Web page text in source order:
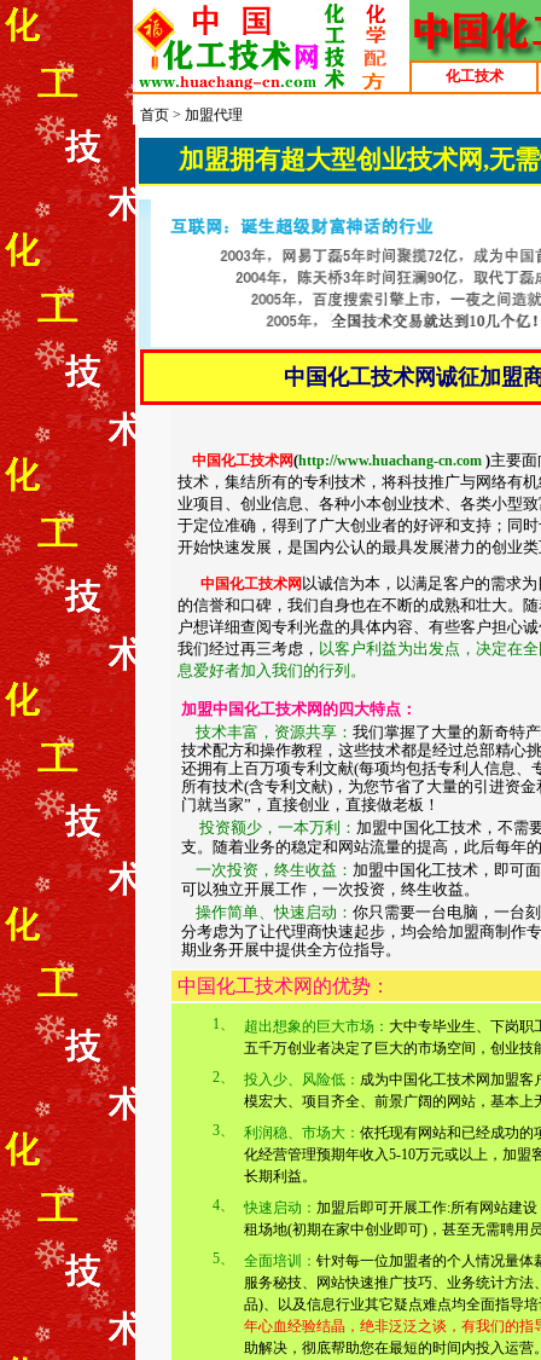
化工技术
首页 > 加盟代理
加盟拥有超大型创业技术网,无
中国化工技术网诚征加盟
中国化工技术网(http://www.huachang-cn.com )主要
技术，集结所有的专利技术，将科技推广与网络有
业项目、创业信息、各种小本创业技术、各类小型
于定位准确，得到了广大创业者的好评和支持；同
开始快速发展，是国内公认的最具发展潜力的创业
中国化工技术网 以诚信为本，以满足客户的需求
的信誉和口碑，我们自身也在不断的成熟和壮大。
户想详细查阅专利光盘的具体内容、有些客户担心
我们经过再三考虑， 以客户利益为出发点，决定在
息爱好者加入我们的行列。
加盟中国化工技术网的四大特点：
技术丰富，资源共享： 我们掌握了大量的新奇特
技术配方和操作教程，这些技术都是经过总部精心
还拥有上百万项专利文献(每项均包括专利人信息
所有技术(含专利文献)，为您节省了大量的引进资
门就当家”，直接创业，直接做老板！
投资额少，一本万利： 加盟中国化工技术，不需
支。随着业务的稳定和网站流量的提高，此后每年
一次投资，终生收益： 加盟中国化工技术，即可
可以独立开展工作，一次投资，终生收益。
操作简单、快速启动： 你只需要一台电脑，一台
分考虑为了让代理商快速起步，均会给加盟商制作
期业务开展中提供全方位指导。
中国化工技术网的优势：
1、 超出想象的巨大市场： 大中专毕业生、下岗职
五千万创业者决定了巨大的市场空间，创业
2、
投入少、风险低： 成为中国化工技术网加盟
模宏大、项目齐全、前景广阔的网站，基本上
3、
利润稳、市场大： 依托现有网站和已经成功的
化经营管理预期年收入5-10万元或以上，加
长期利益。
4、
快速启动： 加盟后即可开展工作:所有网站建
租场地(初期在家中创业即可)，甚至无需聘用
5、
全面培训： 针对每一位加盟者的个人情况量
服务秘技、网站快速推广技巧、业务统计方
品)、以及信息行业其它疑点难点均全面指导
年心血经验结晶，绝非泛泛之谈，有我们的
助解决，彻底帮助您在最短的时间内投入运